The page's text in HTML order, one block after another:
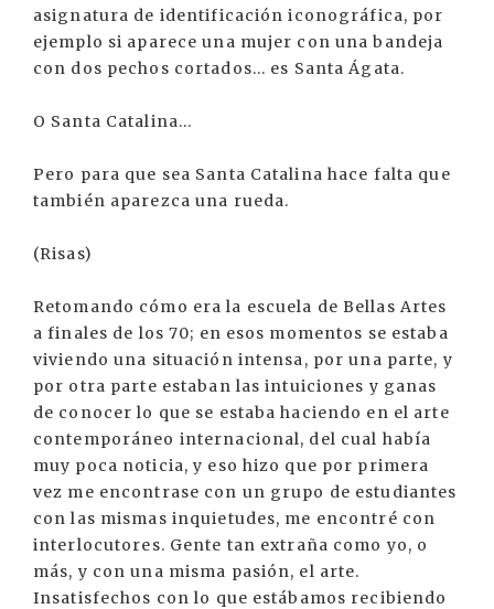
asignatura de identificación iconográfica, por
ejemplo si aparece una mujer con una bandeja
con dos pechos cortados... es Santa Ágata.
O Santa Catalina...
Pero para que sea Santa Catalina hace falta que
también aparezca una rueda.
(Risas)
Retomando cómo era la escuela de Bellas Artes
a finales de los 70; en esos momentos se estaba
viviendo una situación intensa, por una parte, y
por otra parte estaban las intuiciones y ganas
de conocer lo que se estaba haciendo en el arte
contemporáneo internacional, del cual había
muy poca noticia, y eso hizo que por primera
vez me encontrase con un grupo de estudiantes
con las mismas inquietudes, me encontré con
interlocutores. Gente tan extraña como yo, o
más, y con una misma pasión, el arte.
Insatisfechos con lo que estábamos recibiendo